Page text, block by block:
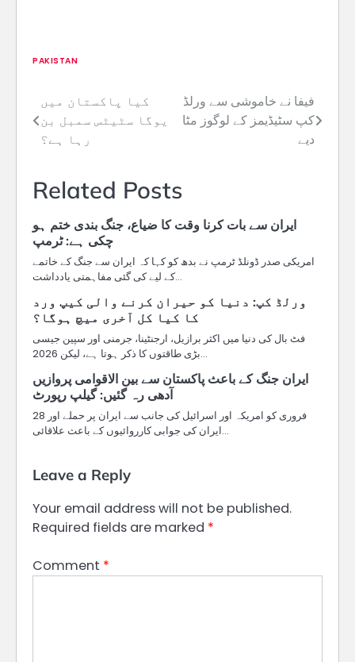
PAKISTAN
Post
navigation
کیا پاکستان میں
یوگا سٹیٹس سمبل بن
رہا ہے؟
فیفا نے خاموشی سے ورلڈ
کپ سٹیڈیمز کے لوگوز مٹا
دیے
Related Posts
ایران سے بات کرنا وقت کا ضیاع، جنگ بندی ختم ہو
چکی ہے: ٹرمپ
امریکی صدر ڈونلڈ ٹرمپ نے بدھ کو کہا کہ ایران سے جنگ کے خاتمے
کے لیے کی گئی مفاہمتی یادداشت…
ورلڈ کپ: دنیا کو حیران کرنے والی کیپ ورد
کا کیا کل آخری میچ ہوگا؟
فٹ بال کی دنیا میں اکثر برازیل، ارجنٹینا، جرمنی اور سپین جیسی
بڑی طاقتوں کا ذکر ہوتا ہے، لیکن 2026…
ایران جنگ کے باعث پاکستان سے بین الاقوامی پروازیں
آدھی رہ گئیں: گیلپ رپورٹ
28 فروری کو امریکہ اور اسرائیل کی جانب سے ایران پر حملے اور
ایران کی جوابی کارروائیوں کے باعث علاقائی…
Leave a Reply
Your email address will not be published.
Required fields are marked *
Comment *